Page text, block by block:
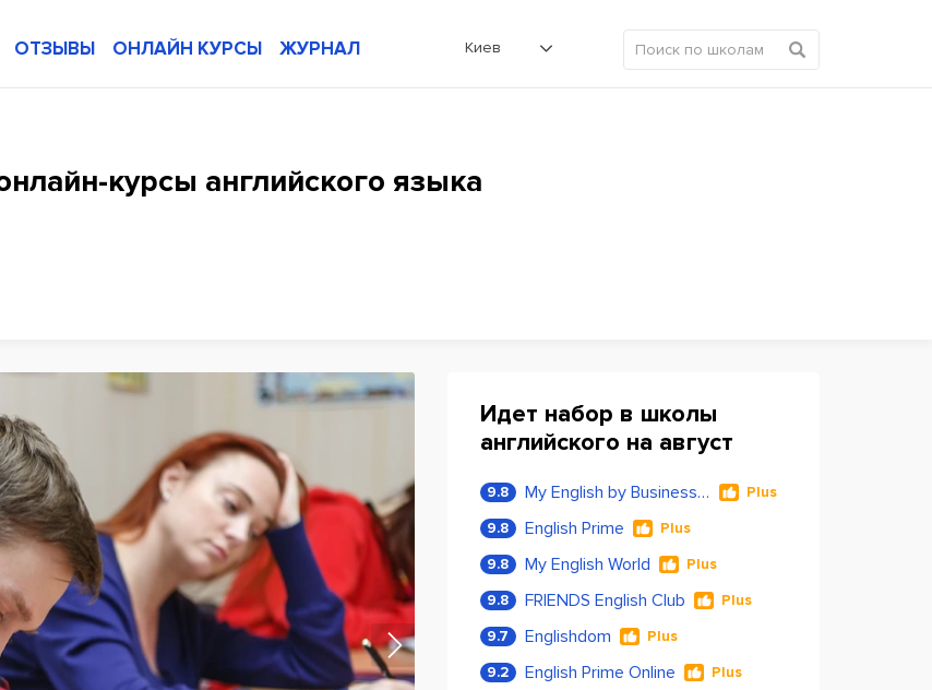
ОТЗЫВЫ ОНЛАЙН КУРСЫ ЖУРНАЛ Киев
курсы английского языка
Идет набор в школы
английского на август
9.8 My English by Business Language Plus
9.8 English Prime Plus
9.8 My English World Plus
9.8 FRIENDS English Club Plus
9.7 Englishdom Plus
9.2 English Prime Online Plus